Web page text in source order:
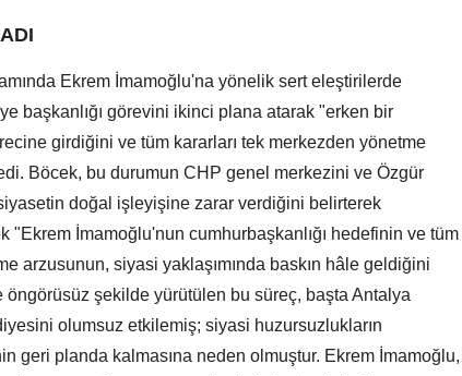
Ekrem İmamoğlu'na yönelik sert eleştirilerde
başkanlığı görevini ikinci plana atarak "erken bir
girdiğini ve tüm kararları tek merkezden yönetme
Böcek, bu durumun CHP genel merkezini ve Özgür
siyasetin doğal işleyişine zarar verdiğini belirterek
"Ekrem İmamoğlu'nun cumhurbaşkanlığı hedefinin ve tüm
arzusunun, siyasi yaklaşımında baskın hâle geldiğini
şekilde yürütülen bu süreç, başta Antalya
olumsuz etkilemiş; siyasi huzursuzlukların
geri planda kalmasına neden olmuştur. Ekrem İmamoğlu,